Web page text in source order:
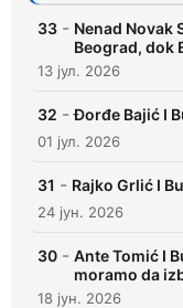
33 - Nenad Novak
Beograd, dok
13 јул. 2026
32 - Đorđe Bajić I
01 јул. 2026
31 - Rajko Grlić I
24 јун. 2026
30 - Ante Tomić I
moramo da
18 јун. 2026